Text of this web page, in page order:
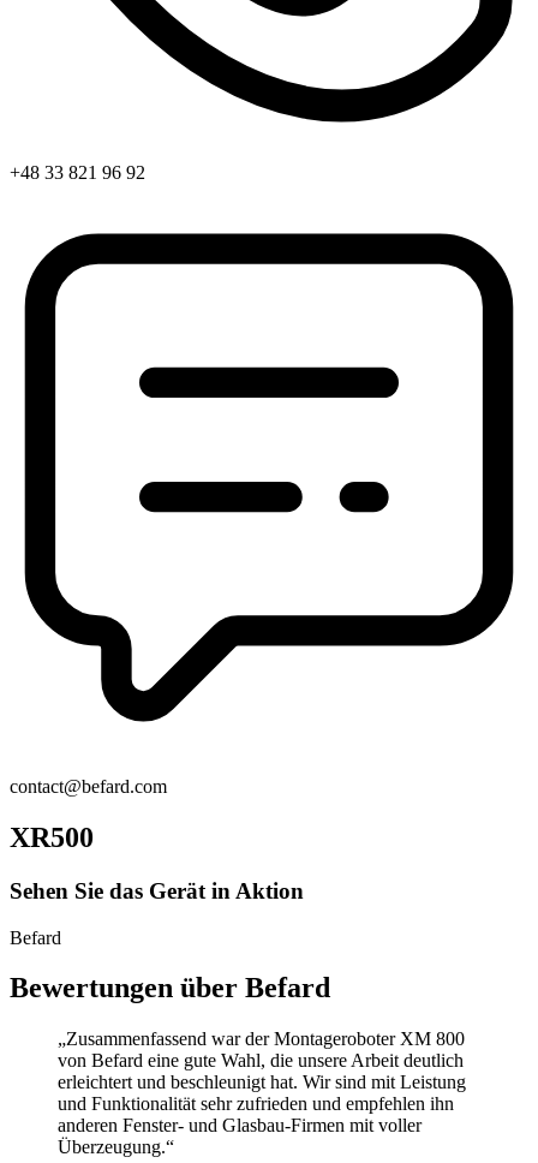
+48 33 821 96 92
contact@befard.com
XR500
Sehen Sie das Gerät in Aktion
Befard
Bewertungen über Befard
„Zusammenfassend war der Montageroboter XM 800
von Befard eine gute Wahl, die unsere Arbeit deutlich
erleichtert und beschleunigt hat. Wir sind mit Leistung
und Funktionalität sehr zufrieden und empfehlen ihn
anderen Fenster- und Glasbau-Firmen mit voller
Überzeugung.“